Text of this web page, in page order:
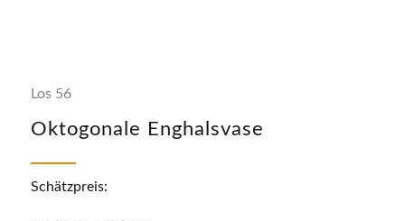
Los 56
Oktogonale Enghalsvase
Schätzpreis: